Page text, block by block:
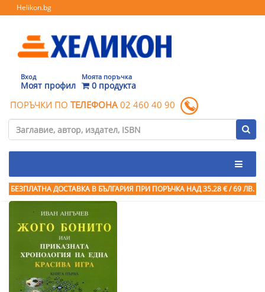
Helikon.bg
Вход
Моят профил
Моята поръчка
0 продукта
ПОРЪЧКИ ПО ТЕЛЕФОНА 02 460 40 90
БЕЗПЛАТНА ДОСТАВКА В БЪЛГАРИЯ ПРИ ПОРЪЧКА НАД 35.28 € / 69 ЛВ.